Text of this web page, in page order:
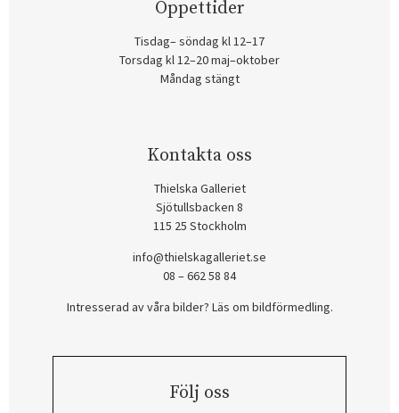
Öppettider
Tisdag– söndag kl 12–17
Torsdag kl 12–20 maj–oktober
Måndag stängt
Kontakta oss
Thielska Galleriet
Sjötullsbacken 8
115 25 Stockholm
info@thielskagalleriet.se
08 – 662 58 84
Intresserad av våra bilder? Läs om bildförmedling.
Följ oss